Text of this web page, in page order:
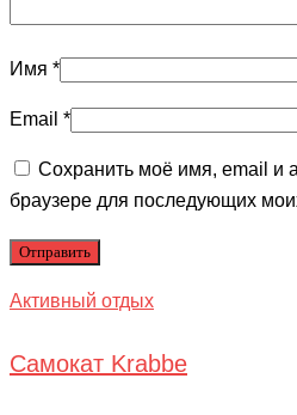
Имя *
Email *
Сохранить моё имя, email и
браузере для последующих
Активный отдых
Самокат Krabbe